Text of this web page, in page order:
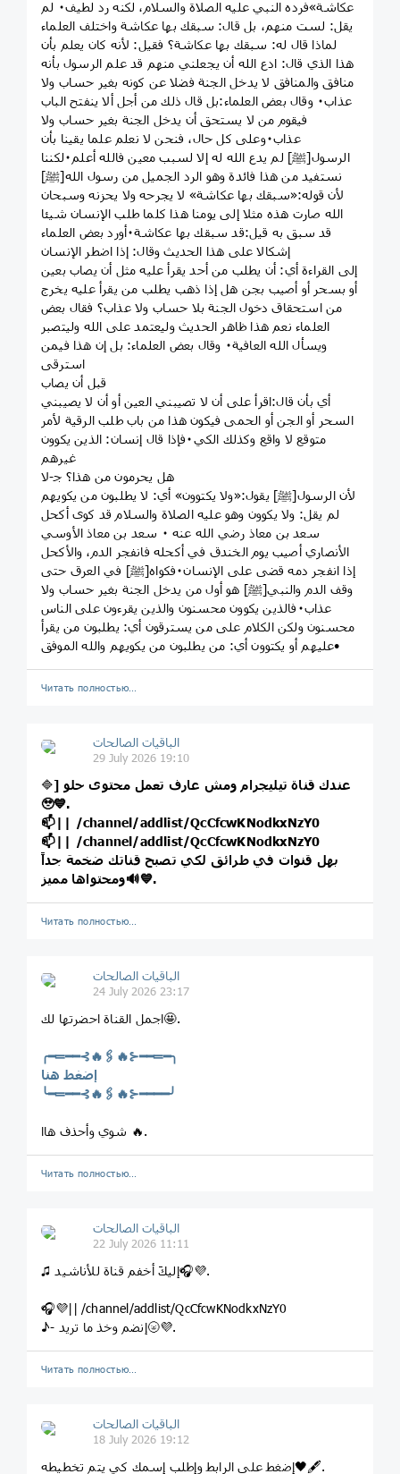
عكاشة»فرده النبي عليه الصلاة والسلام، لكنه رد لطيف٠ لم
يقل: لست منهم، بل قال: سبقك بها عكاشة واختلف العلماء
لماذا قال له: سبقك بها عكاشة؟ فقيل: لأنه كان يعلم بأن
هذا الذي قال: ادع الله أن يجعلني منهم قد علم الرسول بأنه
منافق والمنافق لا يدخل الجنة فضلا عن كونه بغير حساب ولا
عذاب٠ وقال بعض العلماء:بل قال ذلك من أجل ألا ينفتح الباب
فيقوم من لا يستحق أن يدخل الجنة بغير حساب ولا
عذاب٠وعلى كل حال، فنحن لا نعلم علما يقينا بأن
الرسول[ﷺ] لم يدع الله له إلا لسبب معين فالله أعلم٠لكننا
نستفيد من هذا فائدة وهو الرد الجميل من رسول الله[ﷺ]
لأن قوله:«سبقك بها عكاشة» لا يجرحه ولا يحزنه وسبحان
الله صارت هذه مثلا إلى يومنا هذا كلما طلب الإنسان شيئا
قد سبق به قيل:قد سبقك بها عكاشة٠أورد بعض العلماء
إشكالا على هذا الحديث وقال: إذا اضطر الإنسان
إلى القراءة أي: أن يطلب من أحد يقرأ عليه مثل أن يصاب بعين
أو بسحر أو أصيب بجن هل إذا ذهب يطلب من يقرأ عليه يخرج
من استحقاق دخول الجنة بلا حساب ولا عذاب؟ فقال بعض
العلماء نعم هذا ظاهر الحديث وليعتمد على الله وليتصبر
ويسأل الله العافية٠ وقال بعض العلماء: بل إن هذا فيمن
استرقى
قبل أن يصاب
أي بأن قال:اقرأ على أن لا تصيبني العين أو أن لا يصيبني
السحر أو الجن أو الحمى فيكون هذا من باب طلب الرقية لأمر
متوقع لا واقع وكذلك الكي٠فإذا قال إنسان: الذين يكوون
غيرهم
هل يحرمون من هذا؟ ﺟ-لا
لأن الرسول[ﷺ] يقول:«ولا يكتوون» أي: لا يطلبون من يكويهم
لم يقل: ولا يكوون وهو عليه الصلاة والسلام قد كوى أكحل
سعد بن معاذ رضي الله عنه ٠ سعد بن معاذ الأوسي
الأنصاري أصيب يوم الخندق في أكحله فانفجر الدم، والأكحل
إذا انفجر دمه قضى على الإنسان٠فكواه[ﷺ] في العرق حتى
وقف الدم والنبي[ﷺ] هو أول من يدخل الجنة بغير حساب ولا
عذاب٠فالذين يكوون محسنون والذين يقرءون على الناس
محسنون ولكن الكلام على من يسترقون أي: يطلبون من يقرأ
عليهم أو يكتوون أي: من يطلبون من يكويهم والله الموفق•
Читать полностью…
الباقيات الصالحات
29 July 2026 19:10
🔷] عندك قناة تيليجرام ومش عارف تعمل محتوى حلو
🥹💙.
📫|| /channel/addlist/QcCfcwKNodkxNzY0
📫|| /channel/addlist/QcCfcwKNodkxNzY0
بهل قنوات في طرائق لكي تصبح قناتك ضخمة جداً
ومحتواها مميز🔊💙.
Читать полностью…
الباقيات الصالحات
24 July 2026 23:17
اجمل القناة احضرتها لك🤩.
╭━═━━⊰🔥🖇🔥⊱━━═━╮
إضغط هنا
╰━═━━⊰🔥🖇🔥⊱━━━━╯
شوي وأحذف هاا 🔥.
Читать полностью…
الباقيات الصالحات
22 July 2026 11:11
♫ إليكَ أخفم قناة للأناشيد🎧💜.
🎧💜|| /channel/addlist/QcCfcwKNodkxNzY0
♪- إنضم وخذ ما تريد🌝💜.
Читать полностью…
الباقيات الصالحات
18 July 2026 19:12
إضغط على الرابط وإطلب إسمك كي يتم تخطيطه🖤🖋.